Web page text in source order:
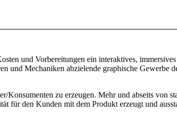
und Vorbereitungen ein interaktives,
und Mechaniken abzielende graphische
Konsumenten zu erzeugen. Mehr und abseits
für den Kunden mit dem Produkt erzeugt und